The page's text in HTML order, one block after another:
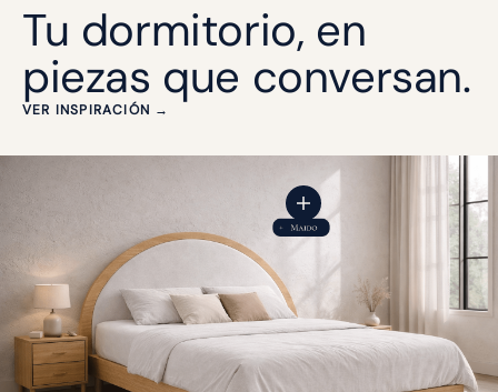
Tu dormitorio, en
piezas que conversan.
VER INSPIRACIÓN →